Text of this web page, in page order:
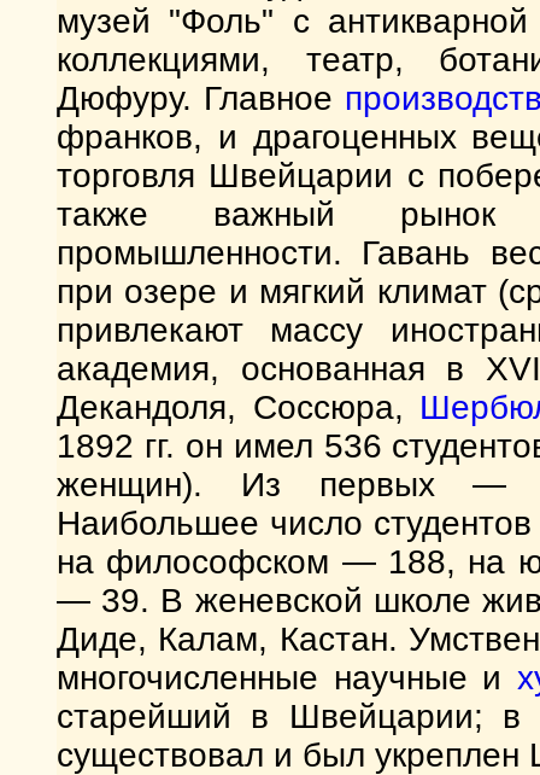
музей "Фоль" с
коллекциями, театр,
Дюфуру. Главное
франков, и драгоценных
торговля Швейцарии с
также важный рынок
промышленности. Гавань
при озере и мягкий климат
привлекают массу
академия, основанная в
Декандоля, Соссюра,
1892 гг. он имел 536
женщин). Из первых —
Наибольшее число
на философском — 188, на
— 39. В женевской школе
Диде, Калам, Кастан.
многочисленные научные и
старейший в Швейцарии;
существовал и был укреплен